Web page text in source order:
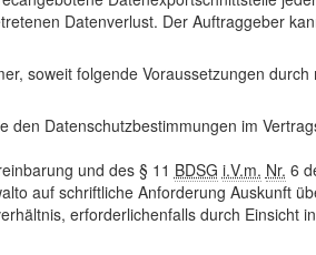
Datenverlust. Der Auftraggeber
soweit folgende Voraussetzungen durch
den Datenschutzbestimmungen im
und des § 11 BDSG i.V.m. Nr. 6
auf schriftliche Anforderung Auskunft
erforderlichenfalls durch Einsicht